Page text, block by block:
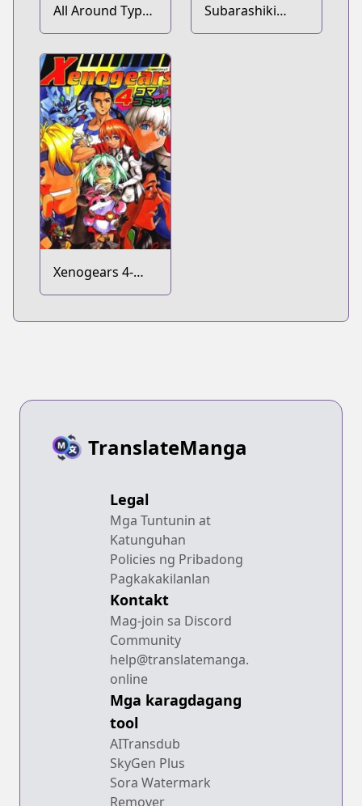
All Around Type-
Moon
Subarashiki
Kono Sekai
Xenogears 4-
koma Comic
TranslateManga
Legal
Mga Tuntunin at
Katunguhan
Policies ng Pribadong
Pagkakakilanlan
Kontakt
Mag-join sa Discord
Community
help@translatemanga.
online
Mga karagdagang
tool
AITransdub
SkyGen Plus
Sora Watermark
Remover